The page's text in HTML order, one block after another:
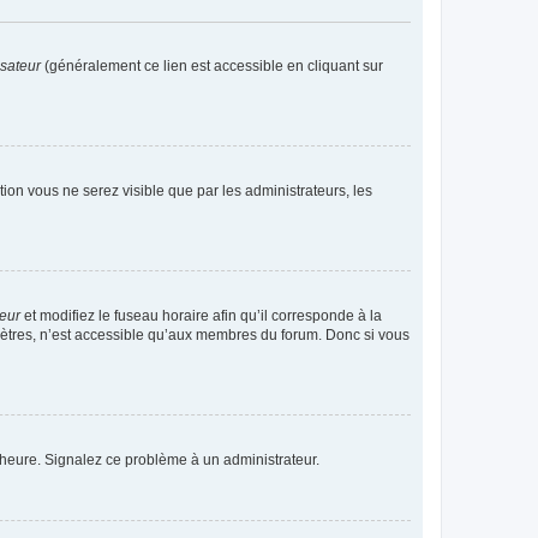
(généralement ce lien est accessible en cliquant sur
vous ne serez visible que par les administrateurs, les
et modifiez le fuseau horaire afin qu’il corresponde à la
n’est accessible qu’aux membres du forum. Donc si vous
Signalez ce problème à un administrateur.